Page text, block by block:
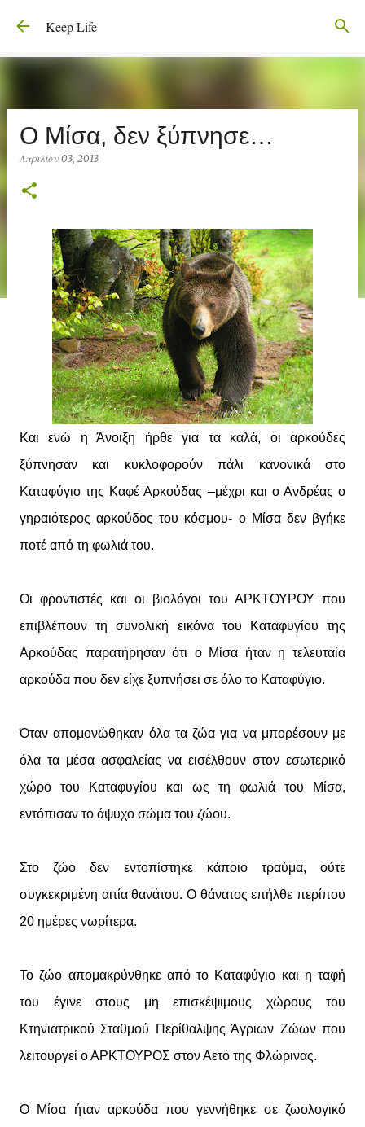
Μετάβαση στο κύριο περιεχόμενο
Keep Life
Ο Μίσα, δεν ξύπνησε…
Απριλίου 03, 2013
Και ενώ η Άνοιξη ήρθε για τα καλά, οι αρκούδες
ξύπνησαν και κυκλοφορούν πάλι κανονικά στο
Καταφύγιο της Καφέ Αρκούδας –μέχρι και ο Ανδρέας ο
γηραιότερος αρκούδος του κόσμου- ο Μίσα δεν βγήκε
ποτέ από τη φωλιά του.
Οι φροντιστές και οι βιολόγοι του ΑΡΚΤΟΥΡΟΥ που
επιβλέπουν τη συνολική εικόνα του Καταφυγίου της
Αρκούδας παρατήρησαν ότι ο Μίσα ήταν η τελευταία
αρκούδα που δεν είχε ξυπνήσει σε όλο το Καταφύγιο.
Όταν απομονώθηκαν όλα τα ζώα για να μπορέσουν με
όλα τα μέσα ασφαλείας να εισέλθουν στον εσωτερικό
χώρο του Καταφυγίου και ως τη φωλιά του Μίσα,
εντόπισαν το άψυχο σώμα του ζώου.
Στο ζώο δεν εντοπίστηκε κάποιο τραύμα, ούτε
συγκεκριμένη αιτία θανάτου. Ο θάνατος επήλθε περίπου
20 ημέρες νωρίτερα.
Το ζώο απομακρύνθηκε από το Καταφύγιο και η ταφή
του έγινε στους μη επισκέψιμους χώρους του
Κτηνιατρικού Σταθμού Περίθαλψης Άγριων Ζώων που
λειτουργεί ο ΑΡΚΤΟΥΡΟΣ στον Αετό της Φλώρινας.
Ο Μίσα ήταν αρκούδα που γεννήθηκε σε ζωολογικό